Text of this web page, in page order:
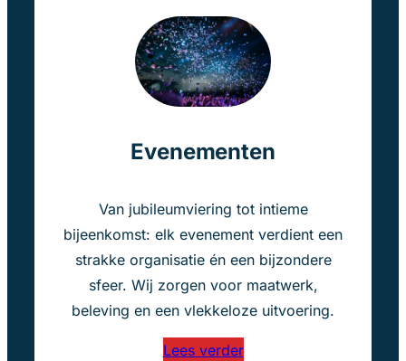
Evenementen
Van jubileumviering tot intieme
bijeenkomst: elk evenement verdient een
strakke organisatie én een bijzondere
sfeer. Wij zorgen voor maatwerk,
beleving en een vlekkeloze uitvoering.
Lees verder